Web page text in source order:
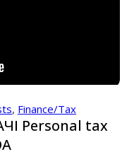
, Finance/Tax
Personal tax